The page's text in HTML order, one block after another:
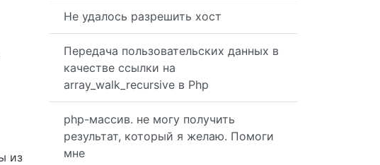
Не удалось разрешить хост
Передача пользовательских данных в
качестве ссылки на
array_walk_recursive в Php
php-массив. не могу получить
результат, который я желаю. Помоги
мне
из